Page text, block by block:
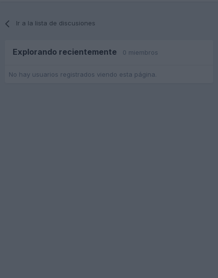
Ir a la lista de discusiones
Explorando recientemente 0 miembros
No hay usuarios registrados viendo esta página.